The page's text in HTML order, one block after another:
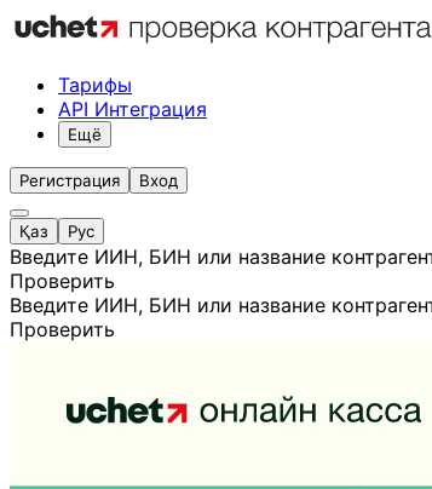
Тарифы
API Интеграция
Ещё
Регистрация Вход
Қаз Рус
Введите ИИН, БИН или название
Проверить
Введите ИИН, БИН или название
Проверить